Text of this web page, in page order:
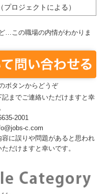
ロジェクトによる）
…この職場の内情がわかりま
ボタンからどうぞ
までご連絡いただけますと幸
2001
c.com
に誤りや問題があると思われ
だけますと幸いです。